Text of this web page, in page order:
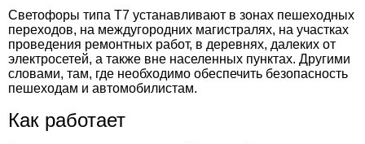
Светофоры типа Т7 устанавливают в зонах пешеходных
переходов, на междугородних магистралях, на участках
проведения ремонтных работ, в деревнях, далеких от
электросетей, а также вне населенных пунктах. Другими
словами, там, где необходимо обеспечить безопасность
пешеходам и автомобилистам.
Как работает